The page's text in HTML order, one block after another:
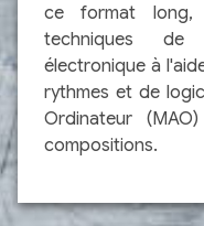
ce format long,
techniques de
électronique à
rythmes et de
Ordinateur
compositions.